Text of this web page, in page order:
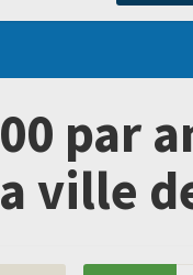
par
ville